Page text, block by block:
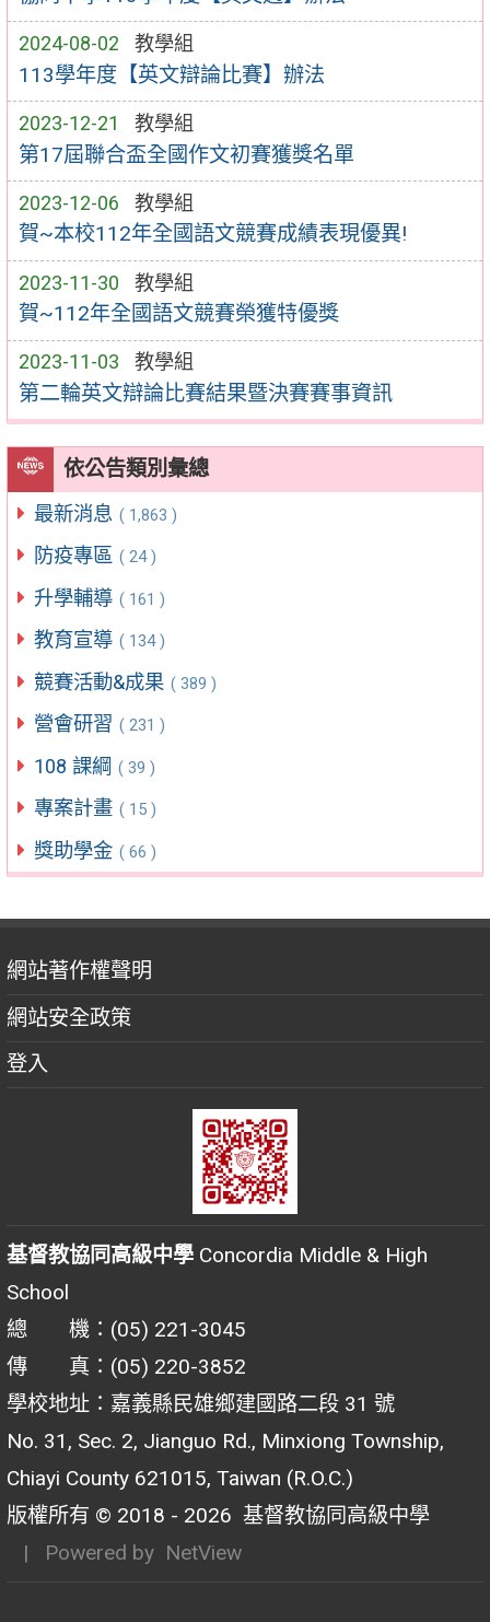
2024-08-02 教學組
113學年度【英文辯論比賽】辦法
2023-12-21 教學組
第17屆聯合盃全國作文初賽獲獎名單
2023-12-06 教學組
賀~本校112年全國語文競賽成績表現優異!
2023-11-30 教學組
賀~112年全國語文競賽榮獲特優獎
2023-11-03 教學組
第二輪英文辯論比賽結果暨決賽賽事資訊
依公告類別彙總
最新消息 ( 1,863 )
防疫專區 ( 24 )
升學輔導 ( 161 )
教育宣導 ( 134 )
競賽活動&成果 ( 389 )
營會研習 ( 231 )
108 課綱 ( 39 )
專案計畫 ( 15 )
獎助學金 ( 66 )
網站著作權聲明
網站安全政策
登入
基督教協同高級中學 Concordia Middle & High
School
總 機：(05) 221-3045
傳 真：(05) 220-3852
學校地址：嘉義縣民雄鄉建國路二段 31 號
No. 31, Sec. 2, Jianguo Rd., Minxiong Township,
Chiayi County 621015, Taiwan (R.O.C.)
版權所有 © 2018 - 2026 基督教協同高級中學
| Powered by NetView